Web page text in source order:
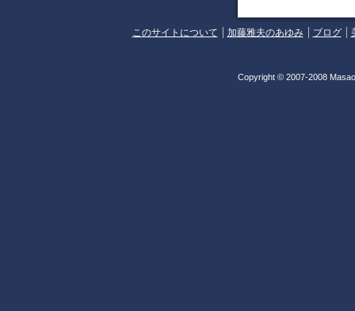
このサイトについて 加藤雅夫のあゆみ ブログ
Copyright © 2007-2008